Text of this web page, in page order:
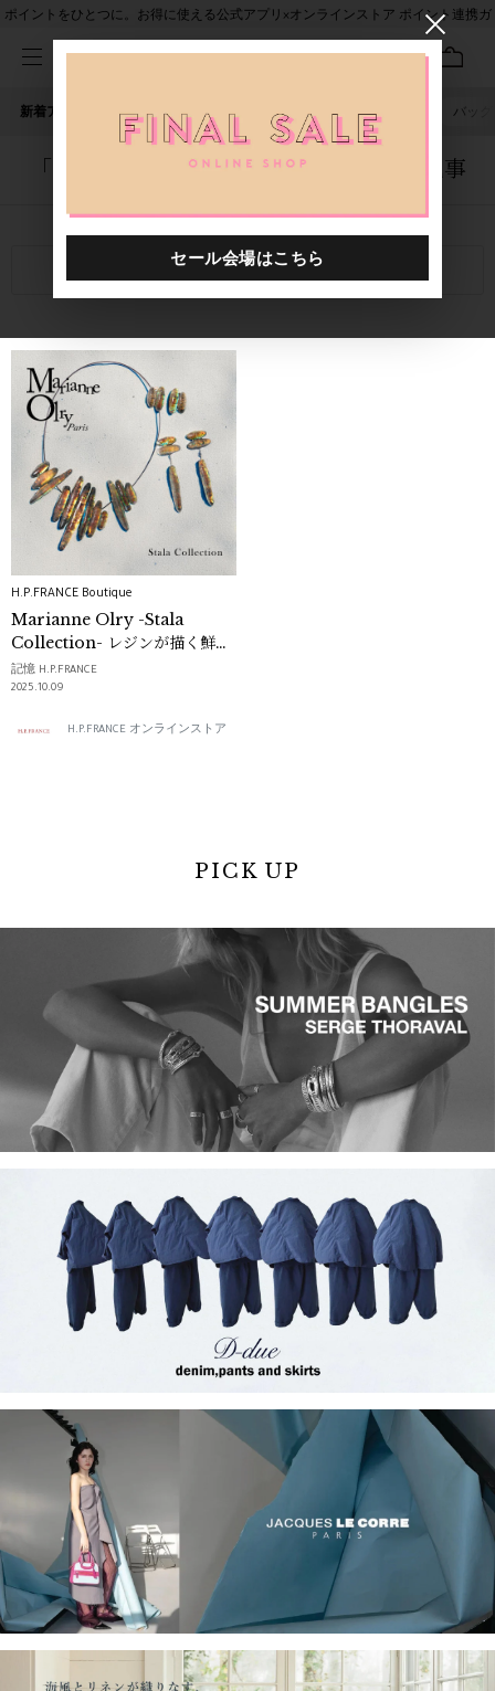
ポイントをひとつに。お得に使える公式アプリ×オンラインストア ポイント連携ガ
新着アイテム 人気ワード セール 40th限定 バッグ
「1034501.2520003.0005」に関する記事
関連キーワード
H.P.FRANCE Boutique
Marianne Olry -Stala
Collection- レジンが描く鮮や
かな輝き
記憶 H.P.FRANCE
2025.10.09
H.P.FRANCE オンラインストア
PICK UP